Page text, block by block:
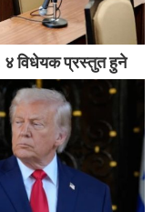
४ विधेयक प्रस्तुत हुने